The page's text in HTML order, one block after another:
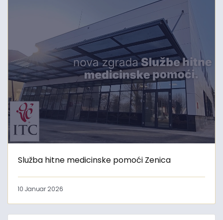
Služba hitne medicinske pomoći Zenica
10 Januar 2026